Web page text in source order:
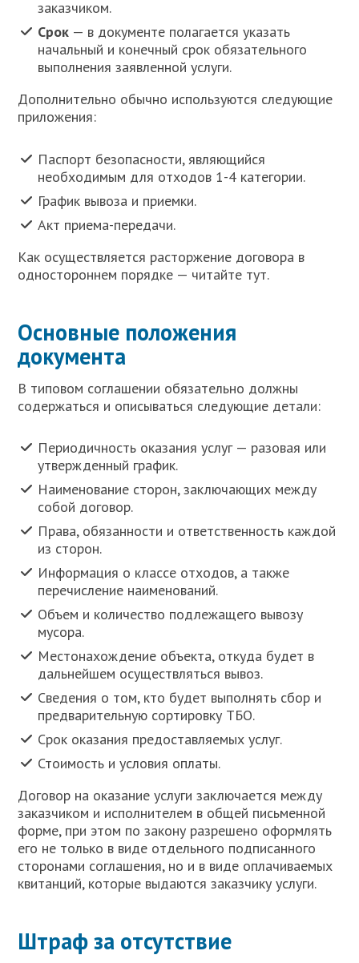
заказчиком.
Срок — в документе полагается указать
начальный и конечный срок обязательного
выполнения заявленной услуги.
Дополнительно обычно используются следующие
приложения:
Паспорт безопасности, являющийся
необходимым для отходов 1-4 категории.
График вывоза и приемки.
Акт приема-передачи.
Как осуществляется расторжение договора в
одностороннем порядке — читайте тут.
Основные положения
документа
В типовом соглашении обязательно должны
содержаться и описываться следующие детали:
Периодичность оказания услуг — разовая или
утвержденный график.
Наименование сторон, заключающих между
собой договор.
Права, обязанности и ответственность каждой
из сторон.
Информация о классе отходов, а также
перечисление наименований.
Объем и количество подлежащего вывозу
мусора.
Местонахождение объекта, откуда будет в
дальнейшем осуществляться вывоз.
Сведения о том, кто будет выполнять сбор и
предварительную сортировку ТБО.
Срок оказания предоставляемых услуг.
Стоимость и условия оплаты.
Договор на оказание услуги заключается между
заказчиком и исполнителем в общей письменной
форме, при этом по закону разрешено оформлять
его не только в виде отдельного подписанного
сторонами соглашения, но и в виде оплачиваемых
квитанций, которые выдаются заказчику услуги.
Штраф за отсутствие